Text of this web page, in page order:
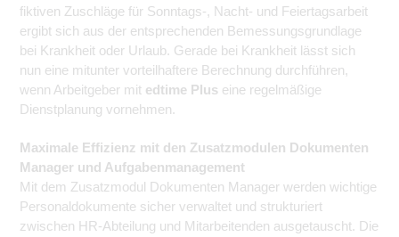
fiktiven Zuschläge für Sonntags-, Nacht- und Feiertagsarbeit
ergibt sich aus der entsprechenden Bemessungsgrundlage
bei Krankheit oder Urlaub. Gerade bei Krankheit lässt sich
nun eine mitunter vorteilhaftere Berechnung durchführen,
wenn Arbeitgeber mit edtime Plus eine regelmäßige
Dienstplanung vornehmen.
Maximale Effizienz mit den Zusatzmodulen Dokumenten
Manager und Aufgabenmanagement
Mit dem Zusatzmodul Dokumenten Manager werden wichtige
Personaldokumente sicher verwaltet und strukturiert
zwischen HR-Abteilung und Mitarbeitenden ausgetauscht. Die